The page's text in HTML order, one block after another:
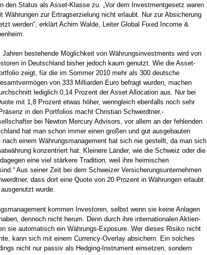
den Status als Asset-Klasse zu. „Vor dem Investmentgesetz waren
Währungen zur Ertragserzielung nicht erlaubt. Nur zur Absicherung
werden“, erklärt Achim Walde, Leiter Global Fixed Income &
bestehende Möglichkeit von Währungsinvestments wird von
in Deutschland bisher jedoch kaum genutzt. Wie die Asset-
zeigt, für die im Sommer 2010 mehr als 300 deutsche
von 333 Milliarden Euro befragt wurden, machen
lediglich 0,14 Prozent der Asset Allocation aus. Nur bei
mit 1,8 Prozent etwas höher, wenngleich ebenfalls noch sehr
in den Portfolios macht Christian Schwerdtner,­
bei Newton Mercury Advisors, vor allem an der fehlenden
hat man schon immer einen großen und gut ausgebauten
nach einem Währungsmanagement hat sich nie gestellt, da man sich
konzentriert hat. Kleinere Länder, wie die Schweiz oder die
eine viel stärkere Tradition, weil ihre heimischen
Aus seiner Zeit bei dem Schweizer Versicherungsunternehmen
dass dort eine Quote von 20 Prozent in Währungen erlaubt
wurde.
kommen Investoren, selbst wenn sie keine Anlagen
dennoch nicht herum. Denn durch ihre internationalen Aktien-
sie automatisch ein Währungs-Exposure. Wer dieses Risiko­ nicht
kann sich mit einem Currency-­Overlay absichern. Ein solches
nicht nur passiv als Hedging-Instrument einsetzen, sondern